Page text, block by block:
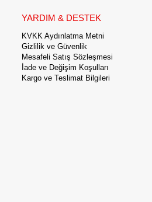
YARDIM & DESTEK
KVKK Aydınlatma Metni
Gizlilik ve Güvenlik
Mesafeli Satış Sözleşmesi
İade ve Değişim Koşulları
Kargo ve Teslimat Bilgileri